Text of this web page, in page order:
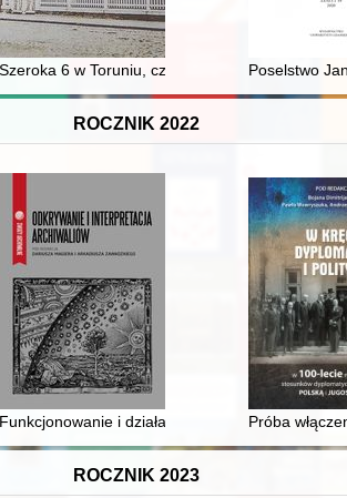
Szeroka 6 w Toruniu, czyli Z dziejów restauracji
Poselstwo
ROCZNIK 2022
i "sportów zimowych" (narciarstwo) w
pod Bukowcem 3 września 1939 r
Funkcjonowanie i działalność Ministerstwa byłej
Próba
ROCZNIK 2023